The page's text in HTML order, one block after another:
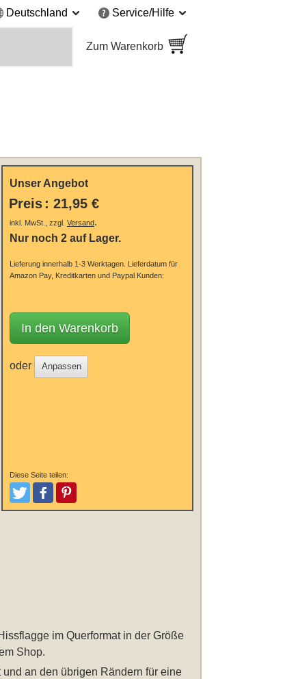
Deutschland Service/Hilfe
Zum Warenkorb
Unser Angebot
Preis : 21,95 €
inkl. MwSt., zzgl. Versand.
Nur noch 2 auf Lager.
Lieferung innerhalb 1-3 Werktagen.
Lieferdatum für
Amazon Pay, Kreditkarten und Paypal Kunden:
In den Warenkorb
oder Anpassen
Diese Seite teilen:
TweetenPostenPinterest
im Querformat in der Größe
Shop.
an den übrigen Rändern für eine